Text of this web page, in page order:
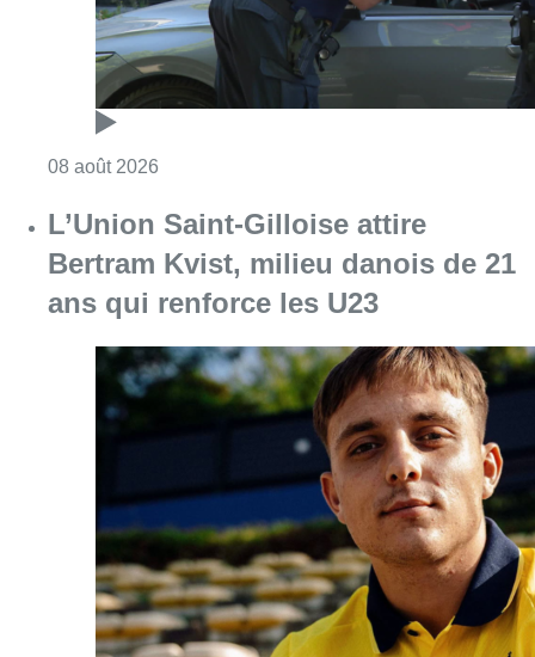
08 août 2026
L’Union Saint-Gilloise attire
Bertram Kvist, milieu danois de 21
ans qui renforce les U23